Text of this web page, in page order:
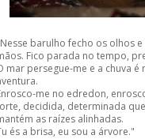
barulho fecho os olhos
Fico parada no tempo,
mar persegue-me e a chuva
me no edredon,
decidida, determinada
as raízes alinhadas.
és a brisa, eu sou a árvore."